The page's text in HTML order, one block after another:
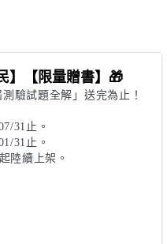
】【限量贈書】🎁
驗試題全解」送完為止！
31止。
31止。
陸續上架。